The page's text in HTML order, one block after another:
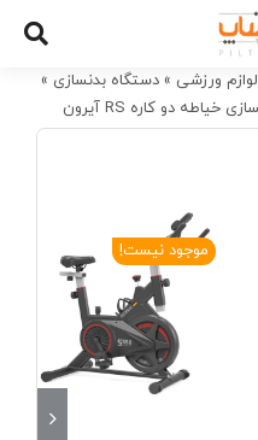
لوازم ورزشی » دستگاه بدنسازی »
دستگاه بدنسازی خیاطه دو کاره RS آیرون
موجود نیست!